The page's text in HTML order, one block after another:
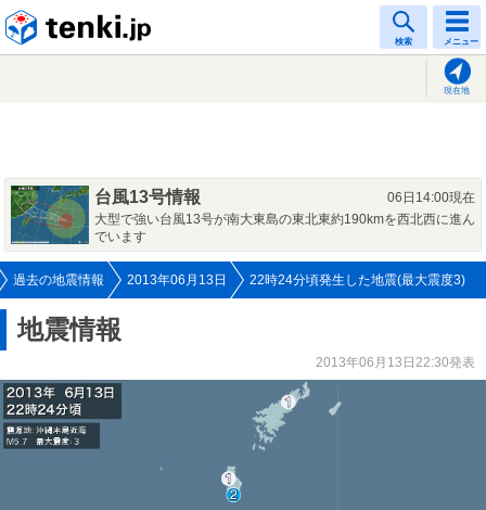
検索 メニュー
現在地
台風13号情報
06日14:00現在
大型で強い台風13号が南大東島の東北東約190kmを西北西に進ん
でいます
過去の地震情報 2013年06月13日 22時24分頃発生した地震(最大震度3)
地震情報
2013年06月13日22:30発表